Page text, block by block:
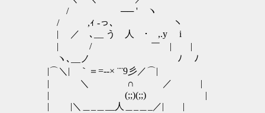
/ ゝ ── ' ヽ
/ ,ｨ -っ､ ヽ
| ／ ､__ う 人 ･ ,.y i
| / ￣ | |
ヽ､__ノ ﾉ ﾉ
|⌒＼| ｀＝=‐-× ¨¨9彡／⌒|
| ＼ ∩ ／ |
| (;;)(;;) |
| |＼＿_＿__人＿_＿_／| |